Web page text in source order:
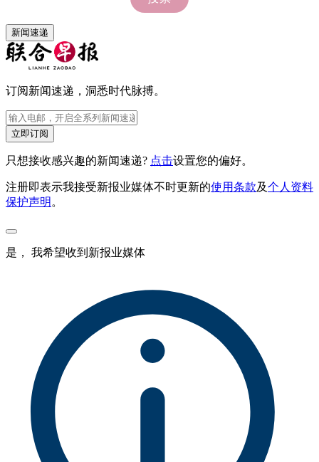
新闻速递
订阅新闻速递，洞悉时代脉搏。
立即订阅
只想接收感兴趣的新闻速递? 点击设置您的偏好。
注册即表示我接受新报业媒体不时更新的使用条款及个人资料
保护声明 。
是， 我希望收到新报业媒体